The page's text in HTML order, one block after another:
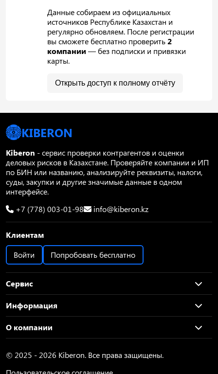
Данные собираем из официальных
источников Республике Казахстан и
регулярно обновляем. После регистрации
вы сможете бесплатно проверить2
компании — без подписки и привязки
карты.
Открыть доступ к полному отчёту
KIBERON
Kiberon - сервис проверки контрагентов и оценки
деловых рисков в Казахстане. Проверяйте компании и ИП
по БИН или названию, анализируйте реквизиты, налоги,
суды, закупки и другие значимые данные в одном
интерфейсе.
+7 (778) 003-01-98
info@kiberon.kz
Клиентам
Войти
Попробовать бесплатно
Сервис
Информация
О компании
© 2025 - 2026 Kiberon. Все права защищены.